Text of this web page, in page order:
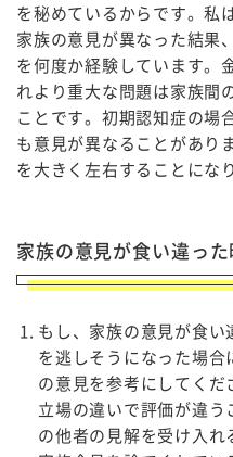
を秘めているからです。私
家族の意見が異なった結果
を何度か経験しています。
れより重大な問題は家族間
ことです。初期認知症の場
も意見が異なることがあり
を大きく左右することにな
家族の意見が食い違っ
もし、家族の意見が食
を逃しそうになった場
の意見を参考にしてくだ
立場の違いで評価が違
の他者の見解を受け入れ